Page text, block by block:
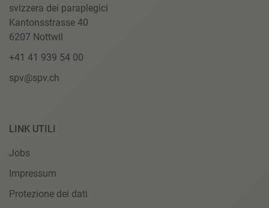
svizzera dei paraplegici
Kantonsstrasse 40
6207 Nottwil
+41 41 939 54 00
spv@spv.ch
LINK UTILI
Jobs
Impressum
Protezione dei dati